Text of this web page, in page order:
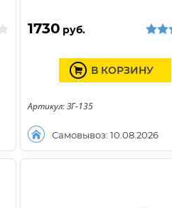
1730 руб.
Самовывоз: 10.08.2026
В КОРЗИНУ
Артикул: ЗГ-135